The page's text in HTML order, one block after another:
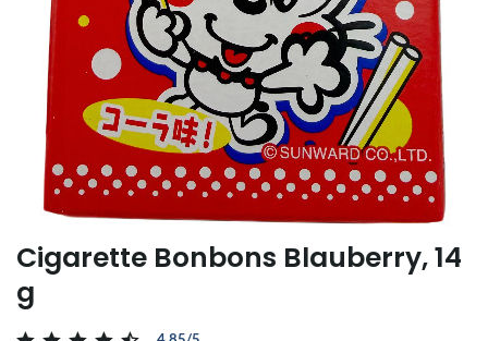
Cigarette Bonbons Blauberry, 14
g